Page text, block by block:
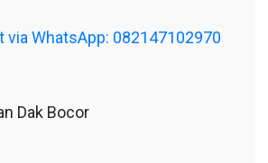
via WhatsApp: 082147102970